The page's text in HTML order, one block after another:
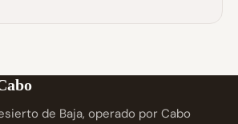
de Baja, operado por Cabo